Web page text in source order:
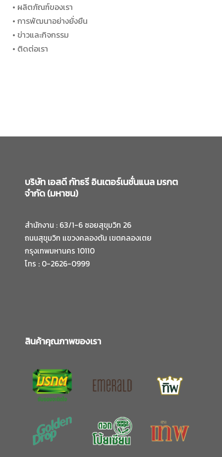
• ผลิตภัณฑ์ของเรา
• การพัฒนาอย่างยั่งยืน
• ข่าวและกิจกรรม
• ติดต่อเรา
บริษัท เอสดี กัทธรี อินเตอร์เนชั่นแนล มรกต
จำกัด (มหาชน)
สำนักงาน : 63/1-6 ซอยสุขุมวิท 26
ถนนสุขุมวิท แขวงคลองตัน เขตคลองเตย
กรุงเทพมหานคร 10110
โทร : 0-2626-0999
สินค้าคุณภาพของเรา